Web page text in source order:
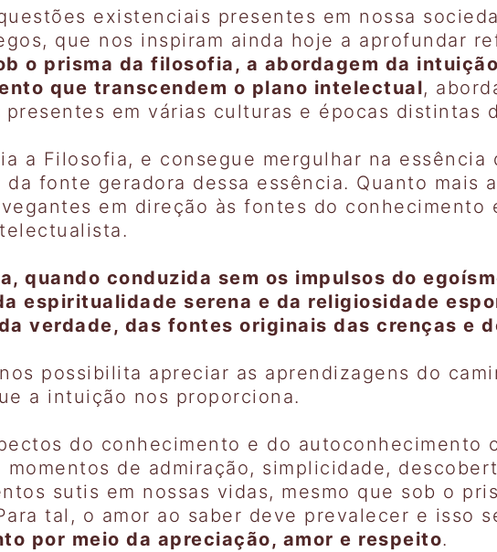
existenciais presentes em nossa
que nos inspiram ainda hoje a aprofundar
o prisma da filosofia, a abordagem da
que transcendem o plano intelectual,
em várias culturas e épocas distintas
a Filosofia, e consegue mergulhar na
da fonte geradora dessa essência. Quanto mais
em direção às fontes do conhecimento
quando conduzida sem os impulsos do
espiritualidade serena e da religiosidade
verdade, das fontes originais das crenças e
possibilita apreciar as aprendizagens do
a intuição nos proporciona.
do conhecimento e do autoconhecimento
momentos de admiração, simplicidade,
sutis em nossas vidas, mesmo que sob o
tal, o amor ao saber deve prevalecer e isso
por meio da apreciação, amor e respeito.